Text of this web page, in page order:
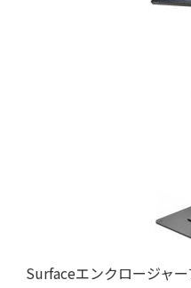
Surfaceエンクロージャ